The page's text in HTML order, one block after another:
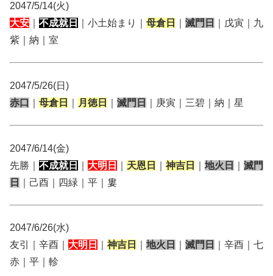
2047/5/14(火)
大安
不成就日 ｜小土始まり｜ 母倉日 滅門日
｜戊寅｜九
紫｜納｜室
2047/5/26(日)
赤口
母倉日 月徳日 滅門日 ｜庚寅｜三碧｜納｜星
2047/6/14(金)
先勝｜ 不成就日 大明日 天恩日 神吉日 地火日
滅門
日
｜己酉｜四緑｜平｜婁
2047/6/26(水)
友引｜辛酉｜ 大明日 神吉日 地火日 滅門日
｜辛酉｜七
赤｜平｜軫